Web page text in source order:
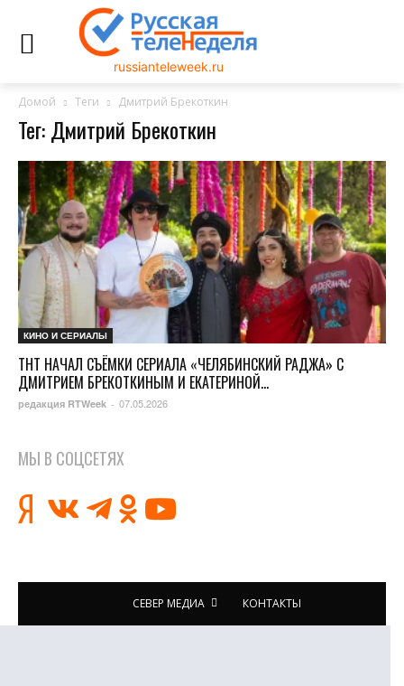
russianteleweek.ru
Домой Теги Дмитрий Брекоткин
Тег: Дмитрий Брекоткин
КИНО И СЕРИАЛЫ
ТНТ НАЧАЛ СЪЁМКИ СЕРИАЛА «ЧЕЛЯБИНСКИЙ РАДЖА» С
ДМИТРИЕМ БРЕКОТКИНЫМ И ЕКАТЕРИНОЙ...
редакция RTWeek - 07.05.2026
МЫ В СОЦСЕТЯХ
СЕВЕР МЕДИА КОНТАКТЫ